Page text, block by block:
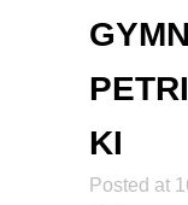
KI
Posted at